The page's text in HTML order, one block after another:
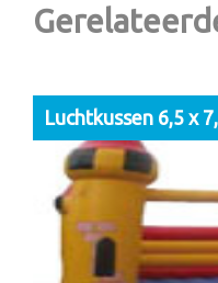
Luchtkussen 6,5 x